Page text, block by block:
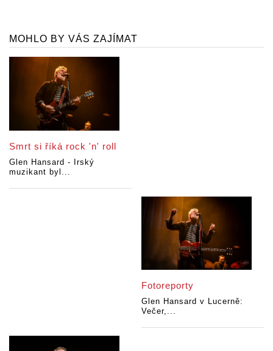
MOHLO BY VÁS ZAJÍMAT
Smrt si říká rock 'n' roll
Glen Hansard - Irský
muzikant byl...
Fotoreporty
Glen Hansard v Lucerně:
Večer,...